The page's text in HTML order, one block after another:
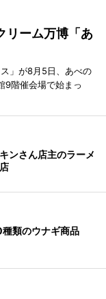
リーム万博「あ
」が8月5日、あべの
9階催会場で始まっ
ンさん店主のラーメ
種類のウナギ商品